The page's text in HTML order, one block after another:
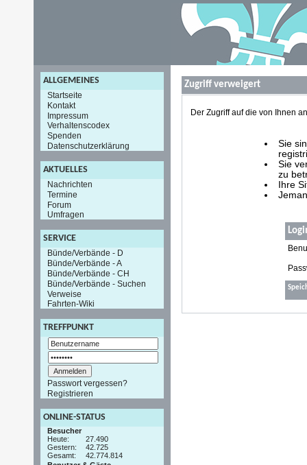
ALLGEMEINES
Startseite
Kontakt
Impressum
Verhaltenscodex
Spenden
Datenschutzerklärung
AKTUELLES
Nachrichten
Termine
Forum
Umfragen
SERVICE
Bünde/Verbände - D
Bünde/Verbände - A
Bünde/Verbände - CH
Bünde/Verbände - Suchen
Verweise
Fahrten-Wiki
TREFFPUNKT
Passwort vergessen?
Registrieren
ONLINE-STATUS
Besucher
Heute:
27.490
Gestern:
42.725
Gesamt:
42.774.814
Zugriff verweigert
Der Zugriff auf die von Ihnen
Sie
Sie
zu
Ihre